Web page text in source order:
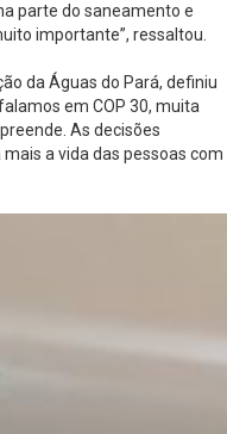
parte do saneamento e
importante”, ressaltou.
da Águas do Pará, definiu
em COP 30, muita
As decisões
a vida das pessoas com